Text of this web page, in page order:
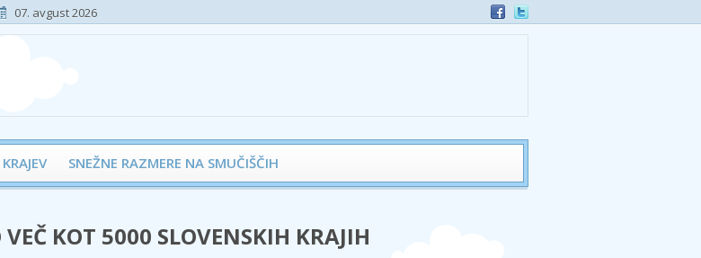
07. avgust 2026
SNEŽNE RAZMERE NA SMUČIŠČIH
VEČ KOT 5000 SLOVENSKIH KRAJIH